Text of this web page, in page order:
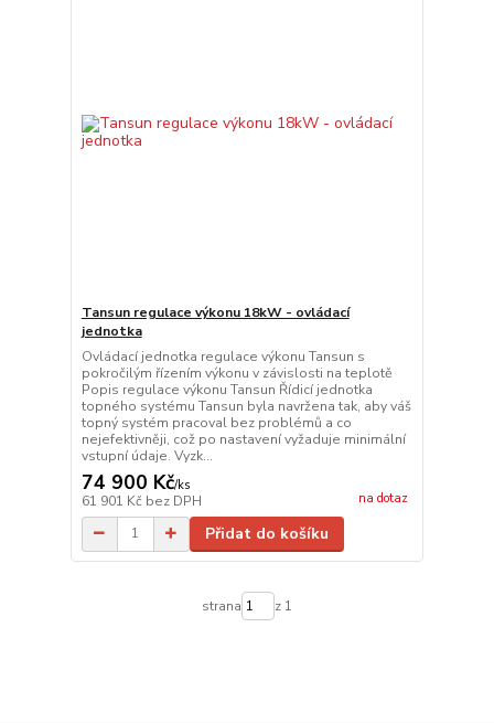
Tansun regulace výkonu 18kW - ovládací
jednotka
Ovládací jednotka regulace výkonu Tansun s
pokročilým řízením výkonu v závislosti na teplotě
Popis regulace výkonu Tansun Řídicí jednotka
topného systému Tansun byla navržena tak, aby váš
topný systém pracoval bez problémů a co
nejefektivněji, což po nastavení vyžaduje minimální
vstupní údaje. Vyzk...
74 900 Kč/ks
61 901 Kč bez DPH na dotaz
Přidat do košíku
strana z 1